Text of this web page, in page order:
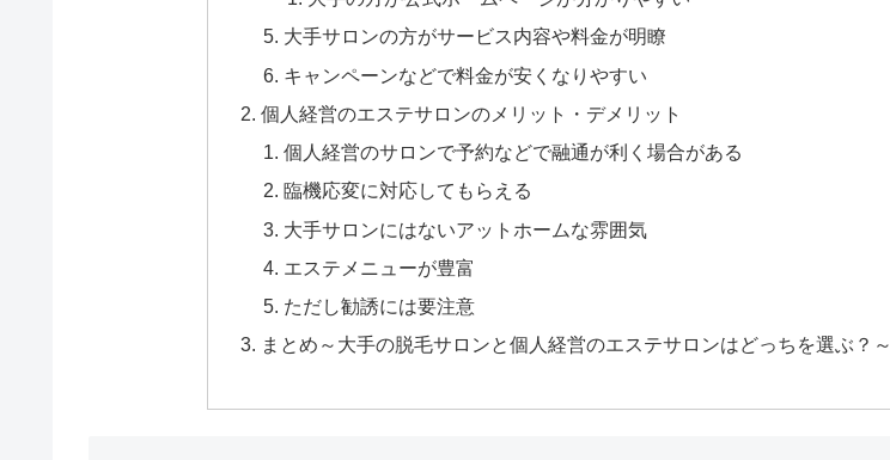
大手サロンの方がサービス内容や料金が明瞭
キャンペーンなどで料金が安くなりやすい
個人経営のエステサロンのメリット・デメリット
個人経営のサロンで予約などで融通が利く場合がある
臨機応変に対応してもらえる
大手サロンにはないアットホームな雰囲気
エステメニューが豊富
ただし勧誘には要注意
まとめ～大手の脱毛サロンと個人経営のエステサロンはどっちを選ぶ？～